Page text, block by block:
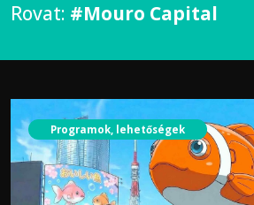
Rovat: #Mouro Capital
Programok, lehetőségek